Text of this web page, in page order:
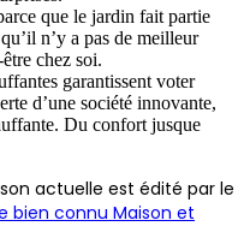
que le jardin fait partie
n’y a pas de meilleur
chez soi.
garantissent voter
d’une société innovante,
Du confort jusque
actuelle est édité par le
bien connu Maison et